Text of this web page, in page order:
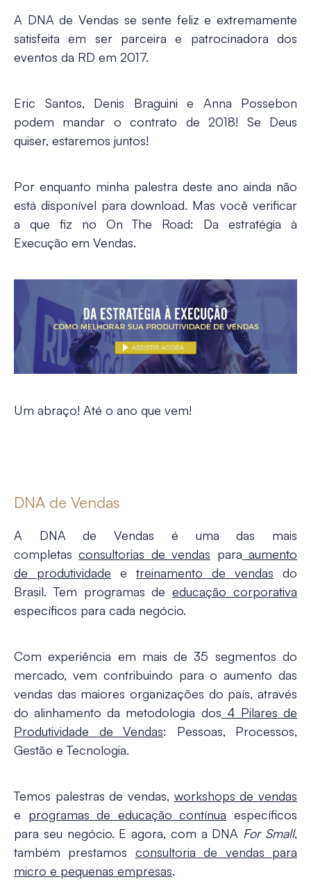
A DNA de Vendas se sente feliz e extremamente
satisfeita em ser parceira e patrocinadora dos
eventos da RD em 2017.
Eric Santos, Denis Braguini e Anna Possebon
podem mandar o contrato de 2018! Se Deus
quiser, estaremos juntos!
Por enquanto minha palestra deste ano ainda não
está disponível para download. Mas você verificar
a que fiz no On The Road: Da estratégia à
Execução em Vendas.
Um abraço! Até o ano que vem!
DNA de Vendas
A DNA de Vendas é uma das mais
completasconsultorias de vendas para aumento
de produtividade e treinamento de vendas do
Brasil. Tem programas deeducação corporativa
específicos para cada negócio.
Com experiência em mais de 35 segmentos do
mercado, vem contribuindo para o aumento das
vendas das maiores organizações do país, através
do alinhamento da metodologia dos 4 Pilares de
Produtividade de Vendas: Pessoas, Processos,
Gestão e Tecnologia.
Temos palestras de vendas, workshops de vendas
e programas de educação contínua específicos
para seu negócio. E agora, com a DNA For Small,
também prestamos consultoria de vendas para
micro e pequenas empresas.